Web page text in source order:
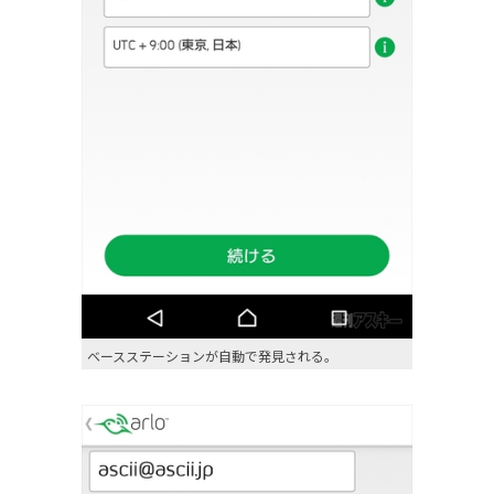
ベースステーションが自動で発見される。